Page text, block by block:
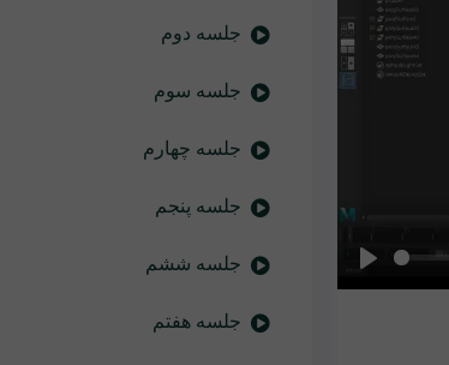
جلسه دوم
جلسه سوم
جلسه چهارم
جلسه پنجم
جلسه ششم
جلسه هفتم